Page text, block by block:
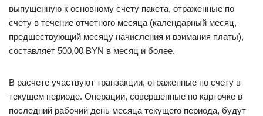
выпущенную к основному счету пакета, отраженные по
счету в течение отчетного месяца (календарный месяц,
предшествующий месяцу начисления и взимания платы),
составляет 500,00 BYN в месяц и более.
В расчете участвуют транзакции, отраженные по счету в
текущем периоде. Операции, совершенные по карточке в
последний рабочий день месяца текущего периода, будут